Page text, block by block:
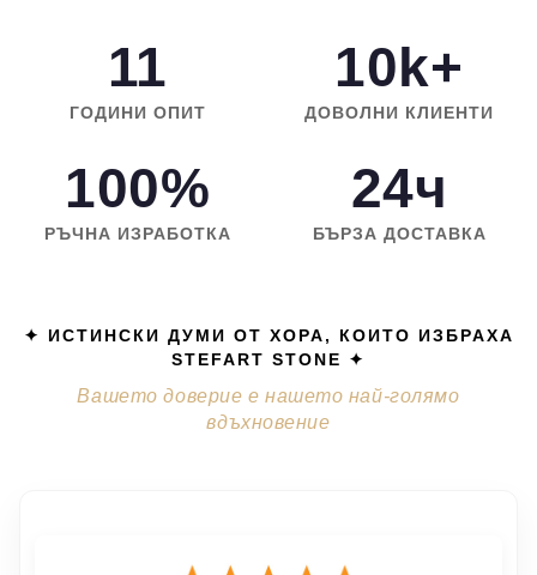
11
ГОДИНИ ОПИТ
10k+
ДОВОЛНИ КЛИЕНТИ
100%
РЪЧНА ИЗРАБОТКА
24ч
БЪРЗА ДОСТАВКА
✦ ИСТИНСКИ ДУМИ ОТ ХОРА, КОИТО ИЗБРАХА
STEFART STONE ✦
Вашето доверие е нашето най-голямо
вдъхновение